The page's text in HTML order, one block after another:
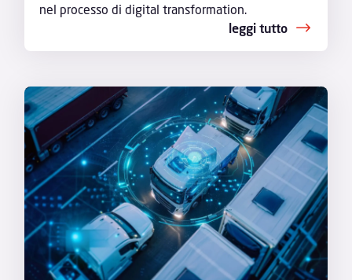
nel processo di digital transformation.
leggi tutto